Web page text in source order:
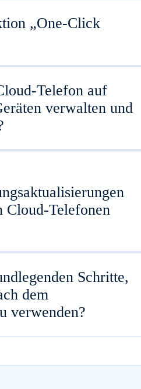
„One-Click
Telefon auf
verwalten und
Cloud-Telefonen
Schritte,
dem
verwenden?